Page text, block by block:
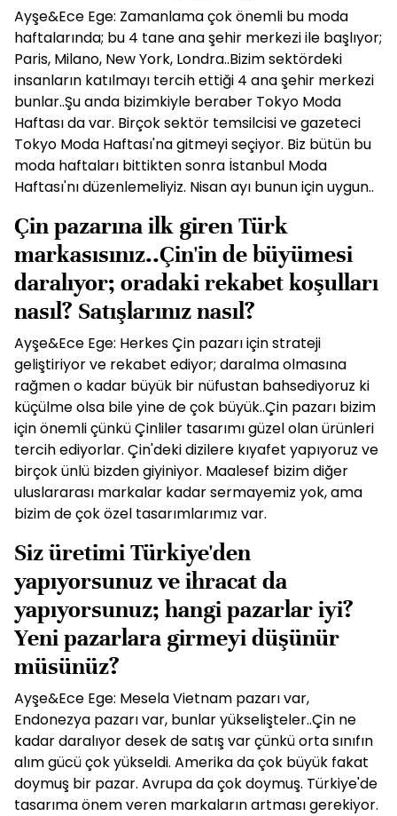
Ayşe&Ece Ege: Zamanlama çok önemli bu moda
haftalarında; bu 4 tane ana şehir merkezi ile başlıyor;
Paris, Milano, New York, Londra..Bizim sektördeki
insanların katılmayı tercih ettiği 4 ana şehir merkezi
bunlar..Şu anda bizimkiyle beraber Tokyo Moda
Haftası da var. Birçok sektör temsilcisi ve gazeteci
Tokyo Moda Haftası'na gitmeyi seçiyor. Biz bütün bu
moda haftaları bittikten sonra İstanbul Moda
Haftası'nı düzenlemeliyiz. Nisan ayı bunun için uygun..
Çin pazarına ilk giren Türk
markasısınız..Çin'in de büyümesi
daralıyor; oradaki rekabet koşulları
nasıl? Satışlarınız nasıl?
Ayşe&Ece Ege: Herkes Çin pazarı için strateji
geliştiriyor ve rekabet ediyor; daralma olmasına
rağmen o kadar büyük bir nüfustan bahsediyoruz ki
küçülme olsa bile yine de çok büyük..Çin pazarı bizim
için önemli çünkü Çinliler tasarımı güzel olan ürünleri
tercih ediyorlar. Çin'deki dizilere kıyafet yapıyoruz ve
birçok ünlü bizden giyiniyor. Maalesef bizim diğer
uluslararası markalar kadar sermayemiz yok, ama
bizim de çok özel tasarımlarımız var.
Siz üretimi Türkiye'den
yapıyorsunuz ve ihracat da
yapıyorsunuz; hangi pazarlar iyi?
Yeni pazarlara girmeyi düşünür
müsünüz?
Ayşe&Ece Ege: Mesela Vietnam pazarı var,
Endonezya pazarı var, bunlar yükselişteler..Çin ne
kadar daralıyor desek de satış var çünkü orta sınıfın
alım gücü çok yükseldi. Amerika da çok büyük fakat
doymuş bir pazar. Avrupa da çok doymuş. Türkiye'de
tasarıma önem veren markaların artması gerekiyor.